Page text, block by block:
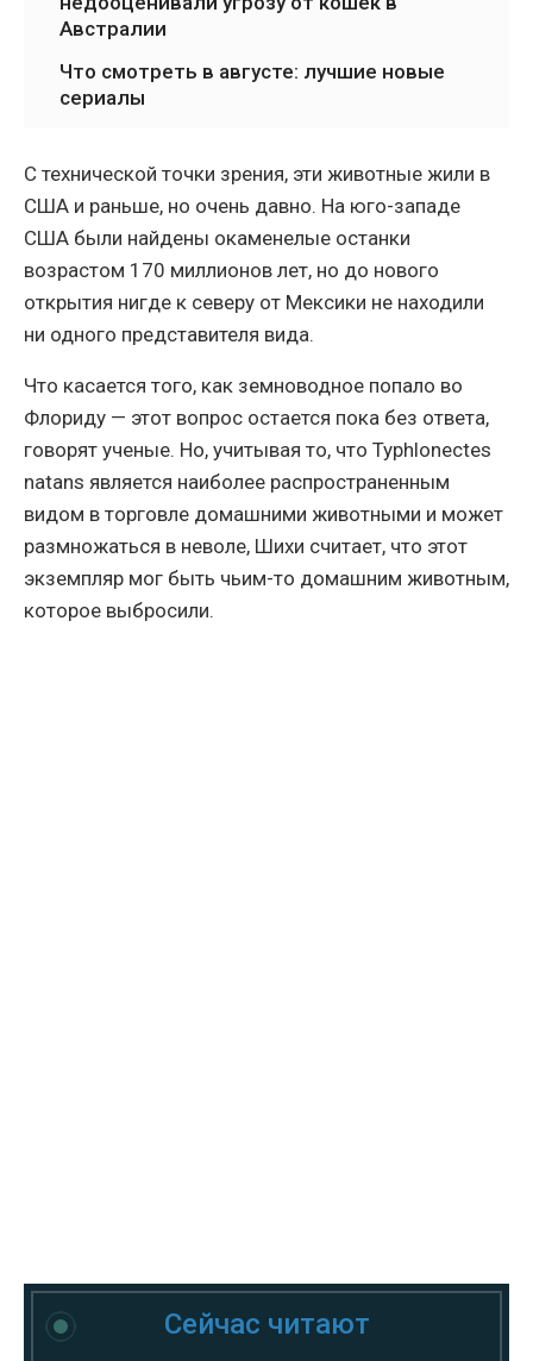
Австралии
Что смотреть в августе: лучшие новые
сериалы
С технической точки зрения, эти животные жили в
США и раньше, но очень давно. На юго-западе
США были найдены окаменелые останки
возрастом 170 миллионов лет, но до нового
открытия нигде к северу от Мексики не находили
ни одного представителя вида.
Что касается того, как земноводное попало во
Флориду — этот вопрос остается пока без ответа,
говорят ученые. Но, учитывая то, что Typhlonectes
natans является наиболее распространенным
видом в торговле домашними животными и может
размножаться в неволе, Шихи считает, что этот
экземпляр мог быть чьим-то домашним животным,
которое выбросили.
Сейчас читают